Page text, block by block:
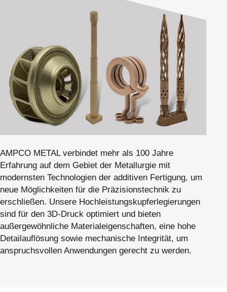
AMPCO METAL verbindet mehr als 100 Jahre
Erfahrung auf dem Gebiet der Metallurgie mit
modernsten Technologien der additiven Fertigung, um
neue Möglichkeiten für die Präzisionstechnik zu
erschließen. Unsere Hochleistungskupferlegierungen
sind für den 3D-Druck optimiert und bieten
außergewöhnliche Materialeigenschaften, eine hohe
Detailauflösung sowie mechanische Integrität, um
anspruchsvollen Anwendungen gerecht zu werden.